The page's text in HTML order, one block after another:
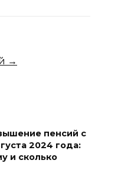
→
пенсий с
2024 года:
и сколько